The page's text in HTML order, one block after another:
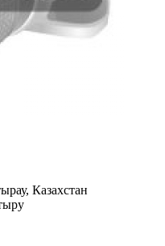
Казахстан